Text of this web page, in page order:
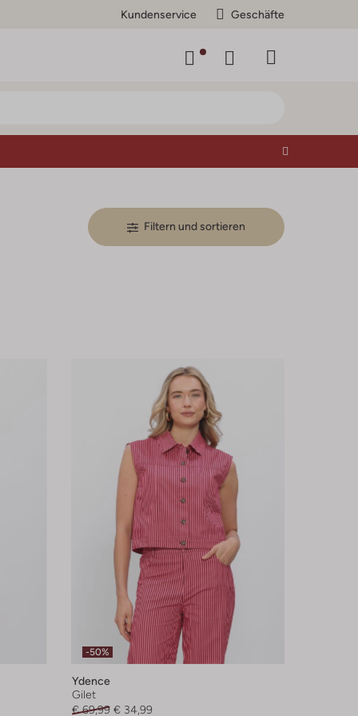
Kundenservice Geschäfte
Filtern und sortieren
-50%
Ydence
Gilet
€ 69,99 € 34,99